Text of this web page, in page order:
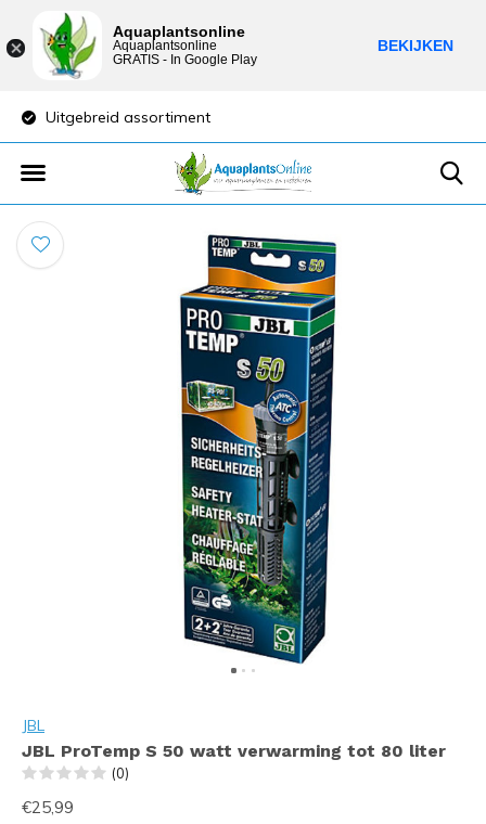
Uitgebreid assortiment
JBL
JBL ProTemp S 50 watt verwarming tot 80 liter
(0)
€25,99
Aquaplantsonline
Aquaplantsonline
GRATIS - In Google Play
BEKIJKEN